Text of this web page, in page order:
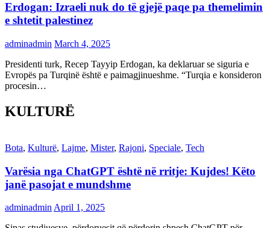
Erdogan: Izraeli nuk do të gjejë paqe pa themelimin
e shtetit palestinez
adminadmin March 4, 2025
Presidenti turk, Recep Tayyip Erdogan, ka deklaruar se siguria e
Evropës pa Turqinë është e paimagjinueshme. “Turqia e konsideron
procesin…
KULTURË
Bota, Kulturë, Lajme, Mister, Rajoni, Speciale, Tech
Varësia nga ChatGPT është në rritje: Kujdes! Këto
janë pasojat e mundshme
adminadmin April 1, 2025